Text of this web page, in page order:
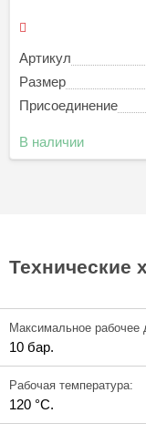
Артикул
Размер
Присоединение
В наличии
Технические
Максимальное рабочее
10 бар.
Рабочая температура:
120 °C.